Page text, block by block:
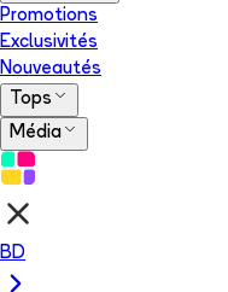
Promotions
Exclusivités
Nouveautés
Tops
Média
BD